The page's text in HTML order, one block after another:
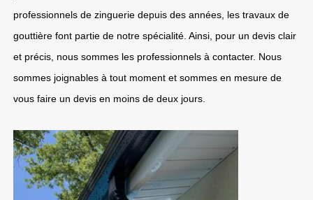
professionnels de zinguerie depuis des années, les travaux de
gouttière font partie de notre spécialité. Ainsi, pour un devis clair
et précis, nous sommes les professionnels à contacter. Nous
sommes joignables à tout moment et sommes en mesure de
vous faire un devis en moins de deux jours.